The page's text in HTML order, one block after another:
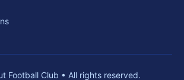
Football Club • All rights reserved.